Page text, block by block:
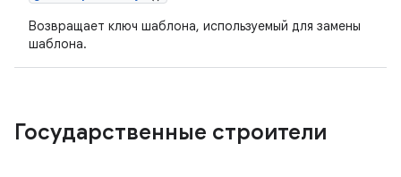
Возвращает ключ шаблона, используемый для замены
шаблона.
Государственные строители